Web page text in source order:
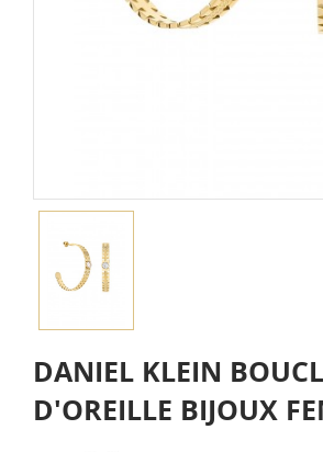
DANIEL KLEIN
D'OREILLE BIJOUX